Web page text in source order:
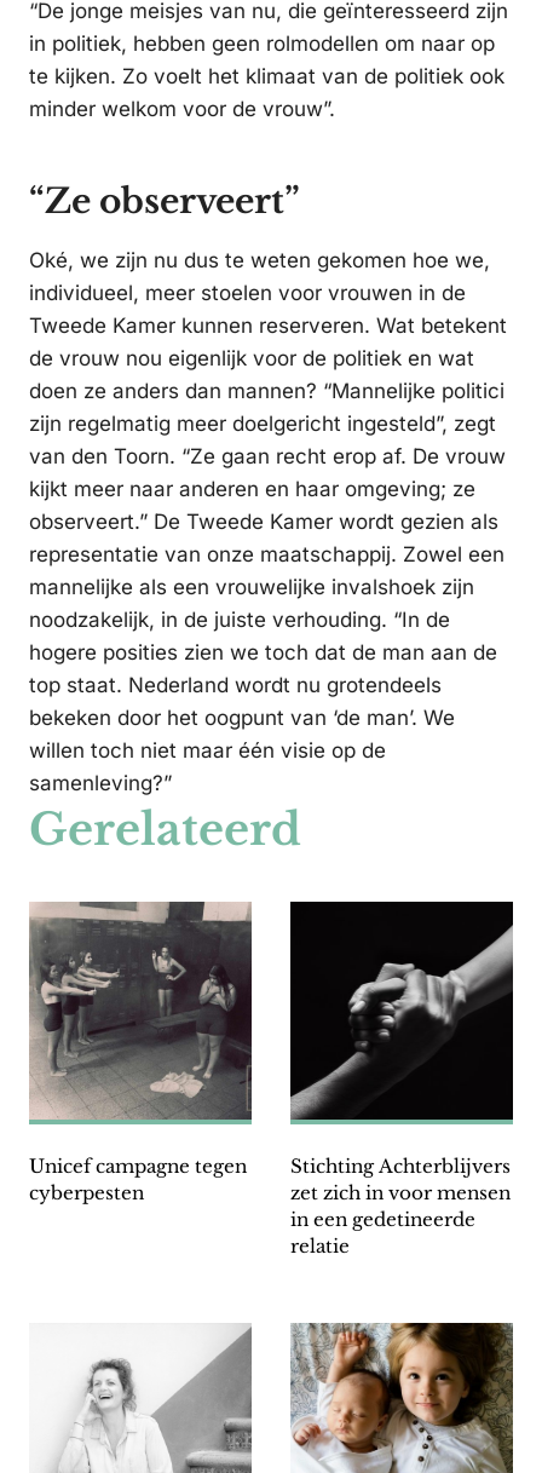
“De jonge meisjes van nu, die geïnteresseerd zijn
in politiek, hebben geen rolmodellen om naar op
te kijken. Zo voelt het klimaat van de politiek ook
minder welkom voor de vrouw”.
“Ze observeert”
Oké, we zijn nu dus te weten gekomen hoe we,
individueel, meer stoelen voor vrouwen in de
Tweede Kamer kunnen reserveren. Wat betekent
de vrouw nou eigenlijk voor de politiek en wat
doen ze anders dan mannen? “Mannelijke politici
zijn regelmatig meer doelgericht ingesteld”, zegt
van den Toorn. “Ze gaan recht erop af. De vrouw
kijkt meer naar anderen en haar omgeving; ze
observeert.” De Tweede Kamer wordt gezien als
representatie van onze maatschappij. Zowel een
mannelijke als een vrouwelijke invalshoek zijn
noodzakelijk, in de juiste verhouding. “In de
hogere posities zien we toch dat de man aan de
top staat. Nederland wordt nu grotendeels
bekeken door het oogpunt van ‘de man’. We
willen toch niet maar één visie op de
samenleving?”
Gerelateerd
Unicef campagne tegen
cyberpesten
Stichting Achterblijvers
zet zich in voor mensen
in een gedetineerde
relatie